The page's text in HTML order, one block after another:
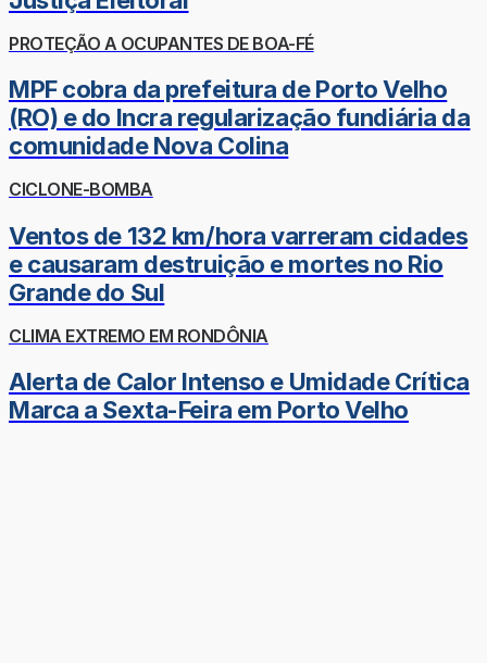
PROTEÇÃO A OCUPANTES DE BOA-FÉ
MPF cobra da prefeitura de Porto Velho
(RO) e do Incra regularização fundiária da
comunidade Nova Colina
CICLONE-BOMBA
Ventos de 132 km/hora varreram cidades
e causaram destruição e mortes no Rio
Grande do Sul
CLIMA EXTREMO EM RONDÔNIA
Alerta de Calor Intenso e Umidade Crítica
Marca a Sexta-Feira em Porto Velho